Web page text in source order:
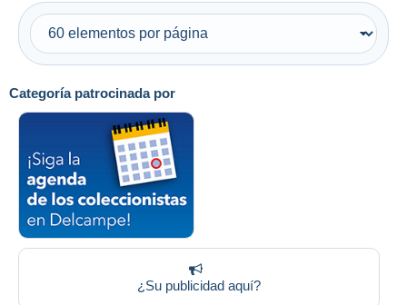
Sólo con descuento
Envío gratis
Métodos de pago
PayPal
Transferencia bancaria
Visa
Mastercard
Bancontact
iDeal
Maestro
Residencia del vendedor
Categoría patrocinada por
¿Su publicidad aquí?